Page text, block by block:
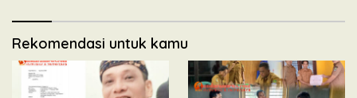
Rekomendasi untuk kamu